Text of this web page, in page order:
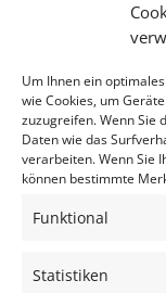
Um Ihnen ein
wie Cookies, um
zuzugreifen. Wenn Sie
Daten wie das
verarbeiten. Wenn Sie
können bestimmte
Funktional
Statistiken
Bitte geben Sie Ihre E-